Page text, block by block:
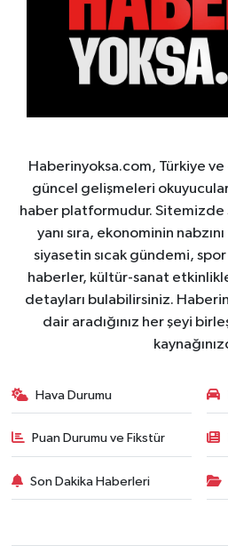
Haberinyoksa.com, Türkiye
güncel gelişmeleri
haber platformudur. Sitemizde
yanı sıra, ekonominin
siyasetin sıcak gündemi, spor
haberler, kültür-sanat
detayları bulabilirsiniz.
dair aradığınız her şeyi
Hava Durumu
Puan Durumu ve Fikstür
Son Dakika Haberleri